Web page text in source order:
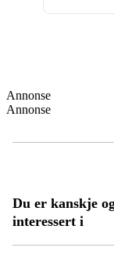
Annonse
Annonse
Du er kanskje
interessert i